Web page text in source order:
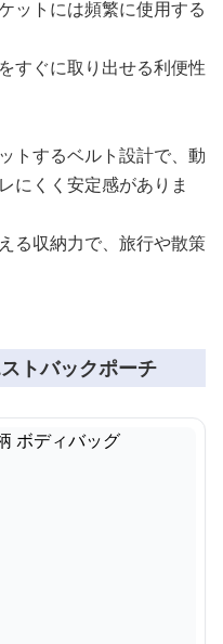
ットには頻繁に使用する
すぐに取り出せる利便性
トするベルト設計で、動
にくく安定感がありま
る収納力で、旅行や散策
トバックポーチ